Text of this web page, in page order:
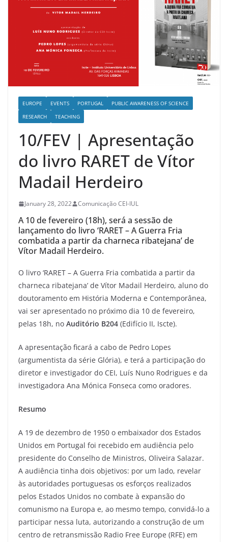
EUROPE EVENTS PORTUGAL
PUBLIC AWARENESS OF SCIENCE
RESEARCH
TEACHING
10/FEV | Apresentação
do livro RARET de Vítor
Madail Herdeiro
January 28, 2022 Comunicação CEI-IUL
A 10 de fevereiro (18h), será a sessão de
lançamento do livro ‘RARET – A Guerra Fria
combatida a partir da charneca ribatejana’ de
Vítor Madail Herdeiro.
O livro ‘RARET – A Guerra Fria combatida a partir da
charneca ribatejana’ de Vítor Madail Herdeiro, aluno do
doutoramento em História Moderna e Contemporânea,
vai ser apresentado no próximo dia 10 de fevereiro,
pelas 18h, no Auditório B204 (Edifício II, Iscte).
A apresentação ficará a cabo de Pedro Lopes
(argumentista da série Glória), e terá a participação do
diretor e investigador do CEI, Luís Nuno Rodrigues e da
investigadora Ana Mónica Fonseca como oradores.
Resumo
A 19 de dezembro de 1950 o embaixador dos Estados
Unidos em Portugal foi recebido em audiência pelo
presidente do Conselho de Ministros, Oliveira Salazar.
A audiência tinha dois objetivos: por um lado, revelar
às autoridades portuguesas os esforços realizados
pelos Estados Unidos no combate à expansão do
comunismo na Europa e, ao mesmo tempo, convidá-lo a
participar nessa luta, autorizando a construção de um
centro de retransmissão Radio Free Europe (RFE) em